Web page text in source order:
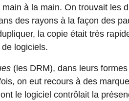
à la main. On trouvait les
des rayons à la façon des
la copie était très
logiciels.
(les DRM), dans leurs
on eut recours à des
le logiciel contrôlait la